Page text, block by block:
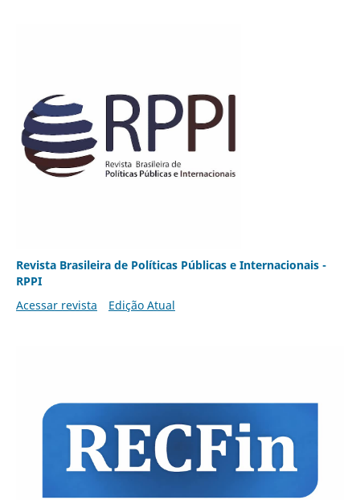
Revista Brasileira de Políticas Públicas e Internacionais -
RPPI
Acessar revista
Edição Atual